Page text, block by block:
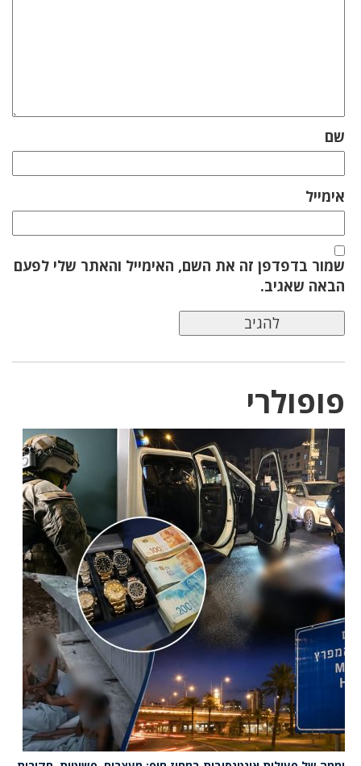
שם
אימייל
שמור בדפדפן זה את השם, האימייל והאתר שלי לפעם
הבאה שאגיב.
פופולרי